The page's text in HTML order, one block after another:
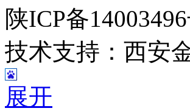
陕ICP备
技术支持： 西安
展开